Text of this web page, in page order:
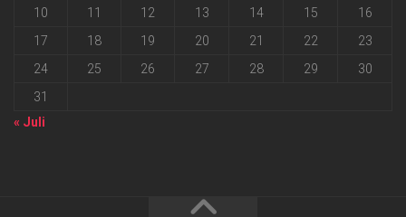
10
11 12 13 14 15
16
17
18 19 20 21 22
23
24
25 26 27 28 29
30
31
« Juli